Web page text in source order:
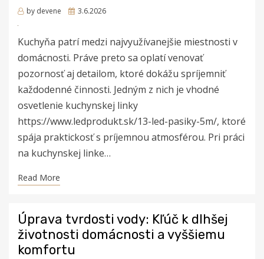
by devene
Posted
3.6.2026
Kuchyňa patrí medzi najvyužívanejšie miestnosti v
domácnosti. Práve preto sa oplatí venovať
pozornosť aj detailom, ktoré dokážu spríjemniť
každodenné činnosti. Jedným z nich je vhodné
osvetlenie kuchynskej linky
https://www.ledprodukt.sk/13-led-pasiky-5m/, ktoré
spája praktickosť s príjemnou atmosférou. Pri práci
na kuchynskej linke…
Read More
Úprava tvrdosti vody: Kľúč k dlhšej
životnosti domácnosti a vyššiemu
komfortu